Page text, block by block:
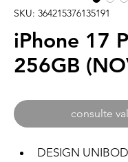
SKU: 364215376135191
iPhone 17
256GB
consulte
DESIGN